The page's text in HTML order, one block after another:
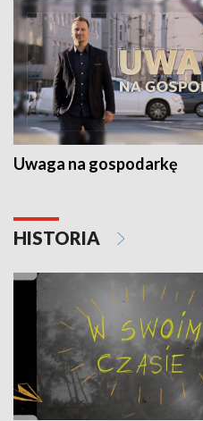
Uwaga na gospodarkę
HISTORIA